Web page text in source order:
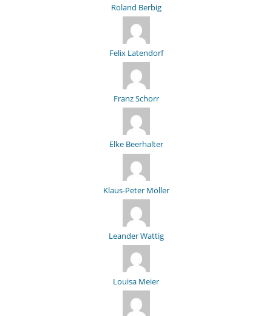
Roland Berbig
Felix Latendorf
Franz Schorr
Elke Beerhalter
Klaus-Peter Möller
Leander Wattig
Louisa Meier